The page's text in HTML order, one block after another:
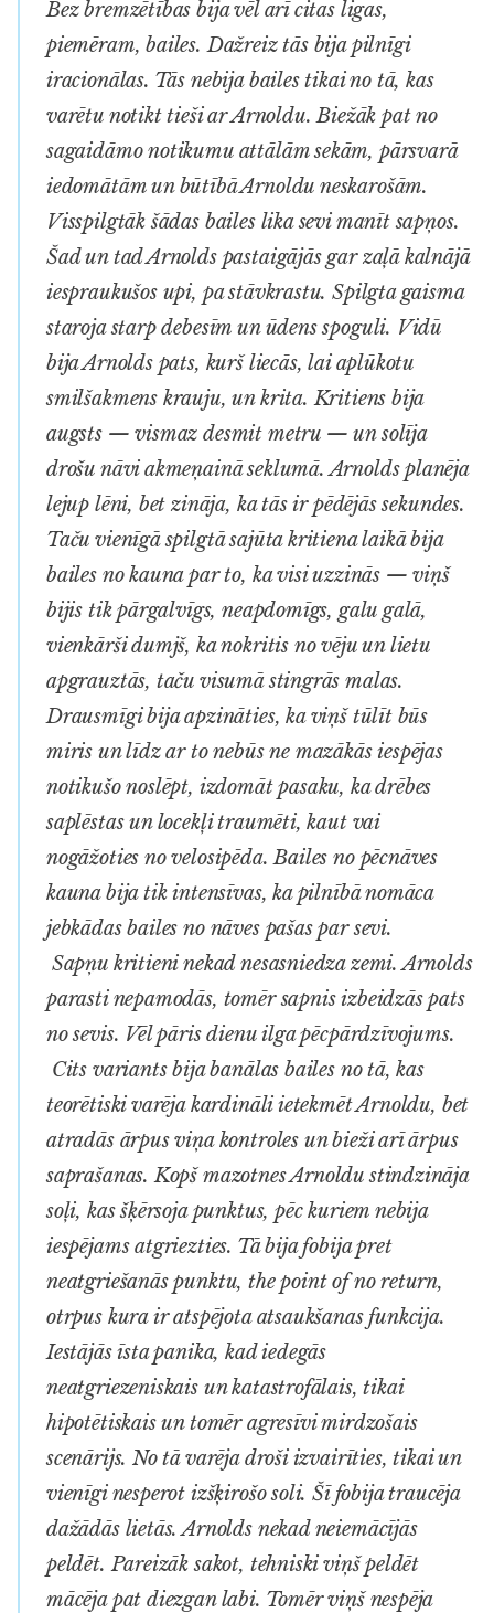
Bez bremzētības bija vēl arī citas ligas,
piemēram, bailes. Dažreiz tās bija pilnīgi
iracionālas. Tās nebija bailes tikai no tā, kas
varētu notikt tieši ar Arnoldu. Biežāk pat no
sagaidāmo notikumu attālām sekām, pārsvarā
iedomātām un būtībā Arnoldu neskarošām.
Visspilgtāk šādas bailes lika sevi manīt sapņos.
Šad un tad Arnolds pastaigājās gar zaļā kalnājā
iespraukušos upi, pa stāvkrastu. Spilgta gaisma
staroja starp debesīm un ūdens spoguli. Vidū
bija Arnolds pats, kurš liecās, lai aplūkotu
smilšakmens krauju, un krita. Kritiens bija
augsts — vismaz desmit metru — un solīja
drošu nāvi akmeņainā seklumā. Arnolds planēja
lejup lēni, bet zināja, ka tās ir pēdējās sekundes.
Taču vienīgā spilgtā sajūta kritiena laikā bija
bailes no kauna par to, ka visi uzzinās — viņš
bijis tik pārgalvīgs, neapdomīgs, galu galā,
vienkārši dumjš, ka nokritis no vēju un lietu
apgrauztās, taču visumā stingrās malas.
Drausmīgi bija apzināties, ka viņš tūlīt būs
miris un līdz ar to nebūs ne mazākās iespējas
notikušo noslēpt, izdomāt pasaku, ka drēbes
saplēstas un locekļi traumēti, kaut vai
nogāžoties no velosipēda. Bailes no pēcnāves
kauna bija tik intensīvas, ka pilnībā nomāca
jebkādas bailes no nāves pašas par sevi.
Sapņu kritieni nekad nesasniedza zemi. Arnolds
parasti nepamodās, tomēr sapnis izbeidzās pats
no sevis. Vēl pāris dienu ilga pēcpārdzīvojums.
Cits variants bija banālas bailes no tā, kas
teorētiski varēja kardināli ietekmēt Arnoldu, bet
atradās ārpus viņa kontroles un bieži arī ārpus
saprašanas. Kopš mazotnes Arnoldu stindzināja
soļi, kas šķērsoja punktus, pēc kuriem nebija
iespējams atgriezties. Tā bija fobija pret
neatgriešanās punktu,the point of no return,
otrpus kura ir atspējota atsaukšanas funkcija.
Iestājās īsta panika, kad iedegās
neatgriezeniskais un katastrofālais, tikai
hipotētiskais un tomēr agresīvi mirdzošais
scenārijs. No tā varēja droši izvairīties, tikai un
vienīgi nesperot izšķirošo soli. Šī fobija traucēja
dažādās lietās. Arnolds nekad neiemācījās
peldēt. Pareizāk sakot, tehniski viņš peldēt
mācēja pat diezgan labi. Tomēr viņš nespēja